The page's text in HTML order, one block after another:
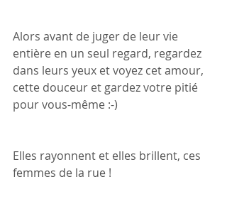
Alors avant de juger de leur vie
entière en un seul regard, regardez
dans leurs yeux et voyez cet amour,
cette douceur et gardez votre pitié
pour vous-même :-)
Elles rayonnent et elles brillent, ces
femmes de la rue !